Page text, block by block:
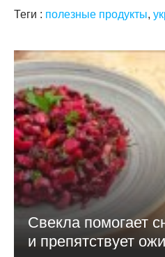
Теги : полезные продукты,
Свекла помогает
и препятствует